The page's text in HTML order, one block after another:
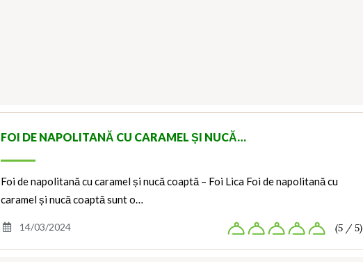
FOI DE NAPOLITANĂ CU CARAMEL ȘI NUCĂ…
Foi de napolitană cu caramel și nucă coaptă – Foi Lica Foi de napolitană cu
caramel și nucă coaptă sunt o…
14/03/2024 (5 / 5)